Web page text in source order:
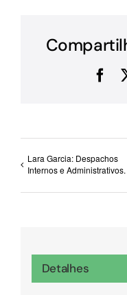
Lara Garcia: Despachos
Internos e Administrativos.
Detalhes